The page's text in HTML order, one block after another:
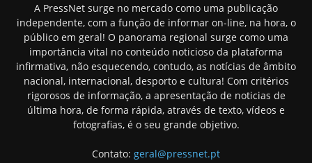
A PressNet surge no mercado como uma publicação
independente, com a função de informar on-line, na hora, o
público em geral! O panorama regional surge como uma
importância vital no conteúdo noticioso da plataforma
infirmativa, não esquecendo, contudo, as notícias de âmbito
nacional, internacional, desporto e cultura! Com critérios
rigorosos de informação, a apresentação de noticias de
última hora, de forma rápida, através de texto, vídeos e
fotografias, é o seu grande objetivo.
Contato: geral@pressnet.pt